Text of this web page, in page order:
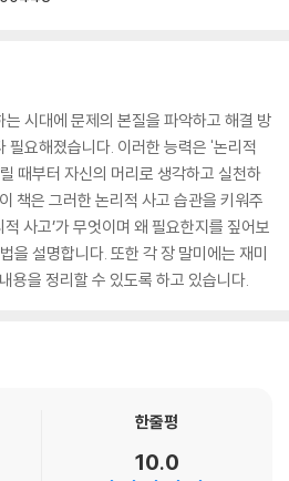
시대에 문제의 본질을 파악하고 해결 방
필요해졌습니다. 이러한 능력은 '논리적
때부터 자신의 머리로 생각하고 실천하
책은 그러한 논리적 사고 습관을 키워주
사고’가 무엇이며 왜 필요한지를 짚어보
을 설명합니다. 또한 각 장 말미에는 재미
용을 정리할 수 있도록 하고 있습니다.
한줄평
10.0